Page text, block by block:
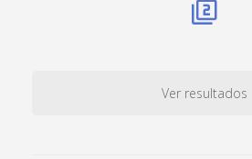
Ver resultados